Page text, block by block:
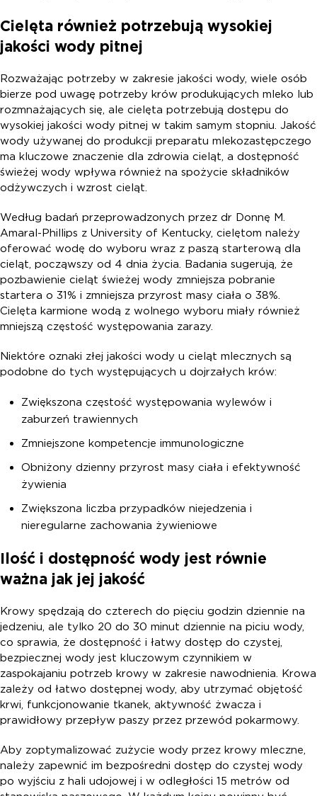
Cielęta również potrzebują wysokiej
jakości wody pitnej
Rozważając potrzeby w zakresie jakości wody, wiele osób
bierze pod uwagę potrzeby krów produkujących mleko lub
rozmnażających się, ale cielęta potrzebują dostępu do
wysokiej jakości wody pitnej w takim samym stopniu. Jakość
wody używanej do produkcji preparatu mlekozastępczego
ma kluczowe znaczenie dla zdrowia cieląt, a dostępność
świeżej wody wpływa również na spożycie składników
odżywczych i wzrost cieląt.
Według badań przeprowadzonych przez dr Donnę M.
Amaral-Phillips z University of Kentucky, cielętom należy
oferować wodę do wyboru wraz z paszą starterową dla
cieląt, począwszy od 4 dnia życia. Badania sugerują, że
pozbawienie cieląt świeżej wody zmniejsza pobranie
startera o 31% i zmniejsza przyrost masy ciała o 38%.
Cielęta karmione wodą z wolnego wyboru miały również
mniejszą częstość występowania zarazy.
Niektóre oznaki złej jakości wody u cieląt mlecznych są
podobne do tych występujących u dojrzałych krów:
Zwiększona częstość występowania wylewów i
zaburzeń trawiennych
Zmniejszone kompetencje immunologiczne
Obniżony dzienny przyrost masy ciała i efektywność
żywienia
Zwiększona liczba przypadków niejedzenia i
nieregularne zachowania żywieniowe
Ilość i dostępność wody jest równie
ważna jak jej jakość
Krowy spędzają do czterech do pięciu godzin dziennie na
jedzeniu, ale tylko 20 do 30 minut dziennie na piciu wody,
co sprawia, że dostępność i łatwy dostęp do czystej,
bezpiecznej wody jest kluczowym czynnikiem w
zaspokajaniu potrzeb krowy w zakresie nawodnienia. Krowa
zależy od łatwo dostępnej wody, aby utrzymać objętość
krwi, funkcjonowanie tkanek, aktywność żwacza i
prawidłowy przepływ paszy przez przewód pokarmowy.
Aby zoptymalizować zużycie wody przez krowy mleczne,
należy zapewnić im bezpośredni dostęp do czystej wody
po wyjściu z hali udojowej i w odległości 15 metrów od